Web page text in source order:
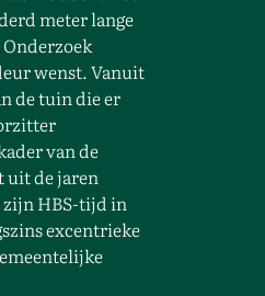
meter lange
wenst. Vanuit
de tuin die er
van de
uit de jaren
zijn HBS-tijd in
excentrieke